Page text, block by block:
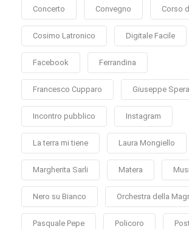
Concerto Convegno Corso
Cosimo Latronico Digitale Facile
Facebook Ferrandina
Francesco Cupparo Giuseppe Spera
Incontro pubblico Instagram
La terra mi tiene Laura Mongiello
Margherita Sarli Matera
Nero su Bianco Orchestra della
Pasquale Pepe Policoro